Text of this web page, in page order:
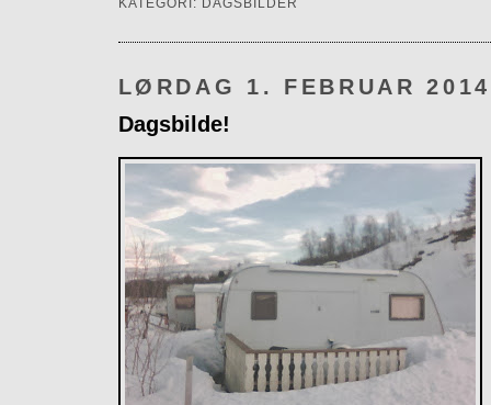
KATEGORI: DAGSBILDER
LØRDAG 1. FEBRUAR 2014
Dagsbilde!